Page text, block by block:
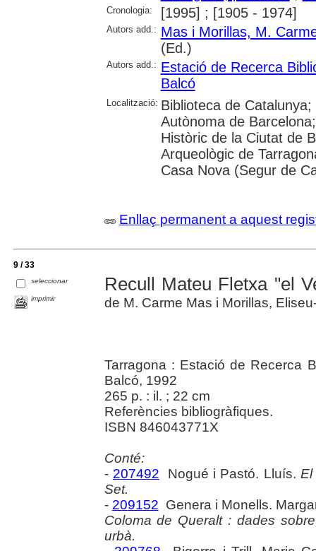
Cronologia: [1995] ; [1905 - 1974]
Autors add.: Mas i Morillas, M.
(Ed.)
Autors add.: Estació de Recerca
Balcó
Localització: Biblioteca de
Autònoma de
Històric de la Ciutat de
Arqueològic de
Casa Nova (Segur de
Enllaç permanent a aquest
9 / 33
seleccionar
imprimir
Recull Mateu Fletxa "el
de M. Carme Mas i Morillas,
Tarragona : Estació de Recerca
Balcó, 1992
265 p. : il. ; 22 cm
Referències bibliogràfiques.
ISBN 846043771X
Conté:
- 207492 Nogué i Pastó. Lluís. El
Set.
- 209152 Genera i Monells.
Coloma de Queralt : dades
urbà.